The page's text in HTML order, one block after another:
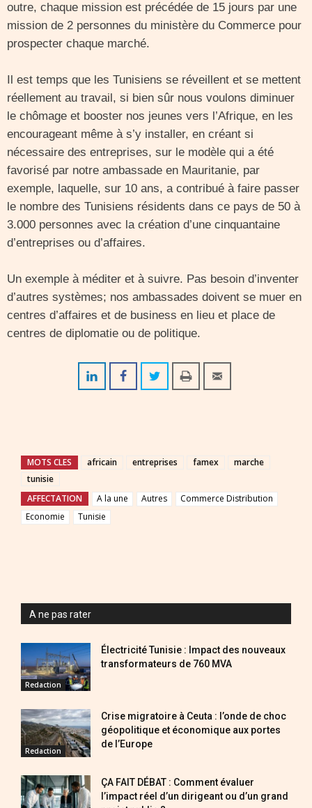
outre, chaque mission est précédée de 15 jours par une
mission de 2 personnes du ministère du Commerce pour
prospecter chaque marché.
Il est temps que les Tunisiens se réveillent et se mettent
réellement au travail, si bien sûr nous voulons diminuer
le chômage et booster nos jeunes vers l’Afrique, en les
encourageant même à s’y installer, en créant si
nécessaire des entreprises, sur le modèle qui a été
favorisé par notre ambassade en Mauritanie, par
exemple, laquelle, sur 10 ans, a contribué à faire passer
le nombre des Tunisiens résidents dans ce pays de 50 à
3.000 personnes avec la création d’une cinquantaine
d’entreprises ou d’affaires.
Un exemple à méditer et à suivre. Pas besoin d’inventer
d’autres systèmes; nos ambassades doivent se muer en
centres d’affaires et de business en lieu et place de
centres de diplomatie ou de politique.
MOTS CLES africain entreprises famex
marche
tunisie
AFFECTATION
A la une Autres
Commerce Distribution
Economie
Tunisie
A ne pas rater
Redaction
Électricité Tunisie : Impact des nouveaux
transformateurs de 760 MVA
Redaction
Crise migratoire à Ceuta : l’onde de choc
géopolitique et économique aux portes
de l’Europe
ÇA FAIT DÉBAT : Comment évaluer
l’impact réel d’un dirigeant ou d’un grand